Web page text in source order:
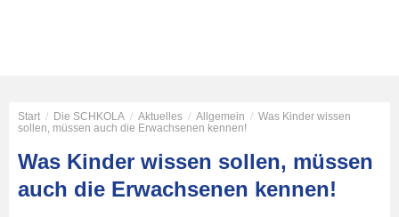
Start / Die SCHKOLA / Aktuelles / Allgemein / Was Kinder wissen
sollen, müssen auch die Erwachsenen kennen!
Was Kinder wissen sollen, müssen
auch die Erwachsenen kennen!